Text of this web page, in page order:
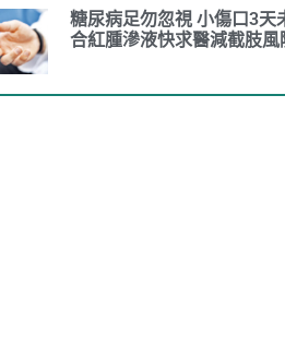
糖尿病足勿忽視 小傷口3天
合紅腫滲液快求醫減截肢風